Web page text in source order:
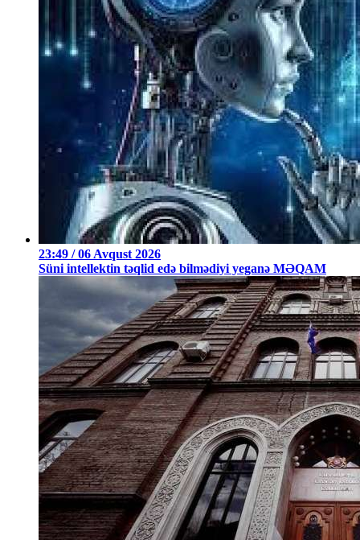
23:49 / 06 Avqust 2026
Süni intellektin təqlid edə bilmədiyi yeganə MƏQAM